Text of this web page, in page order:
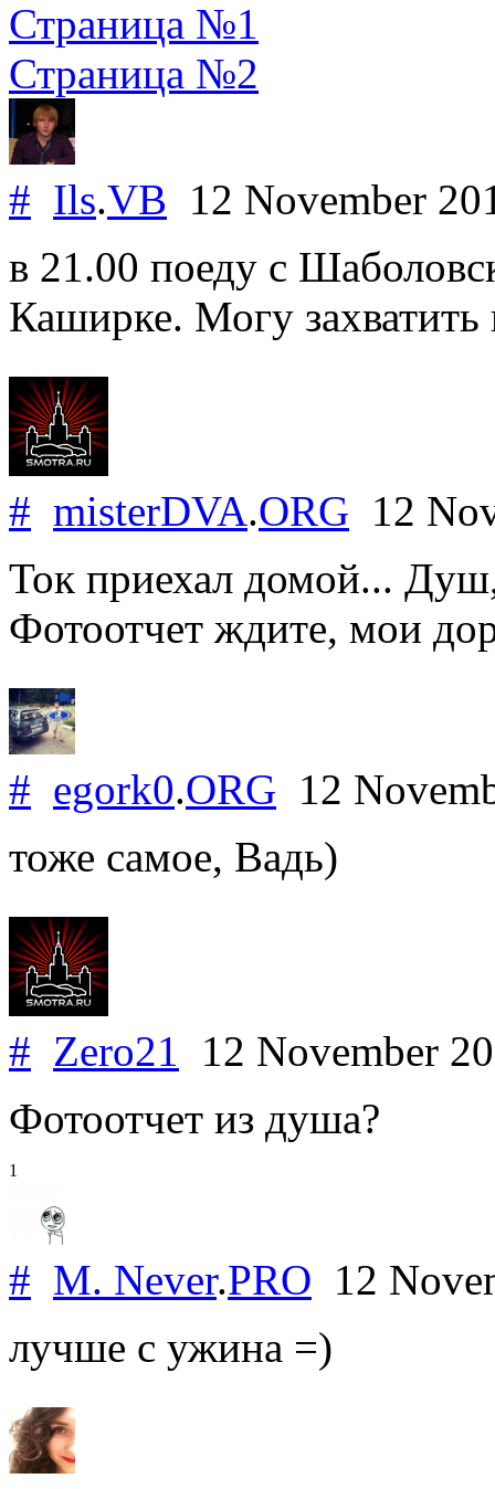
Страница №1
Страница №2
# Ils.VB 12 November
в 21.00 поеду с
Каширке. Могу захватить
# misterDVA.ORG 12
Ток приехал домой...
Фотоотчет ждите, мои
# egork0.ORG 12
тоже самое, Вадь)
# Zero21 12 November
Фотоотчет из душа?
1
# M. Never.PRO 12
лучше с ужина =)